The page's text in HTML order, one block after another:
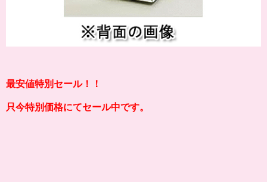
最安値特別セール！！
只今特別価格にてセール中です。